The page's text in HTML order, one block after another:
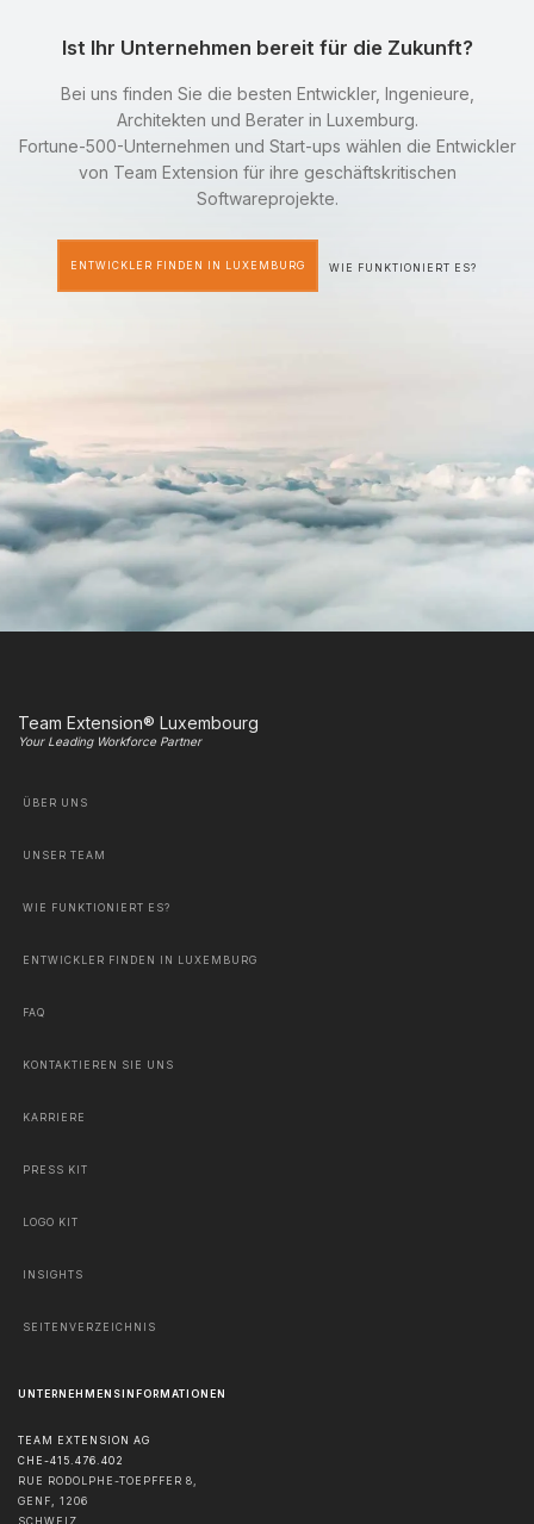
Ist Ihr Unternehmen bereit für die Zukunft?
Bei uns finden Sie die besten Entwickler, Ingenieure,
Architekten und Berater in Luxemburg.
Fortune-500-Unternehmen und Start-ups wählen die Entwickler
von Team Extension für ihre geschäftskritischen
Softwareprojekte.
ENTWICKLER FINDEN IN LUXEMBURG WIE FUNKTIONIERT ES?
Team Extension® Luxembourg
Your Leading Workforce Partner
ÜBER UNS
UNSER TEAM
WIE FUNKTIONIERT ES?
ENTWICKLER FINDEN IN LUXEMBURG
FAQ
KONTAKTIEREN SIE UNS
KARRIERE
PRESS KIT
LOGO KIT
INSIGHTS
SEITENVERZEICHNIS
UNTERNEHMENSINFORMATIONEN
TEAM EXTENSION AG
CHE-415.476.402
RUE RODOLPHE-TOEPFFER 8,
GENF, 1206